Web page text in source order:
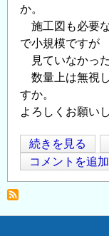
か。
施工図も必要
で小規模ですが
見ていなかっ
数量上は無視
すか。
よろしくお願い
オ
ー
プ
掘
続きを見る
コメントを追加